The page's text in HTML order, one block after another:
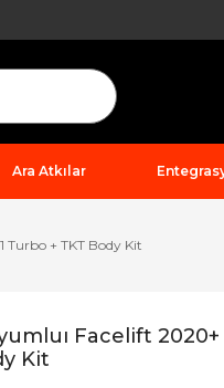
Ara Atkılar
Turbo + TKT Body Kit
Facelift
Kit